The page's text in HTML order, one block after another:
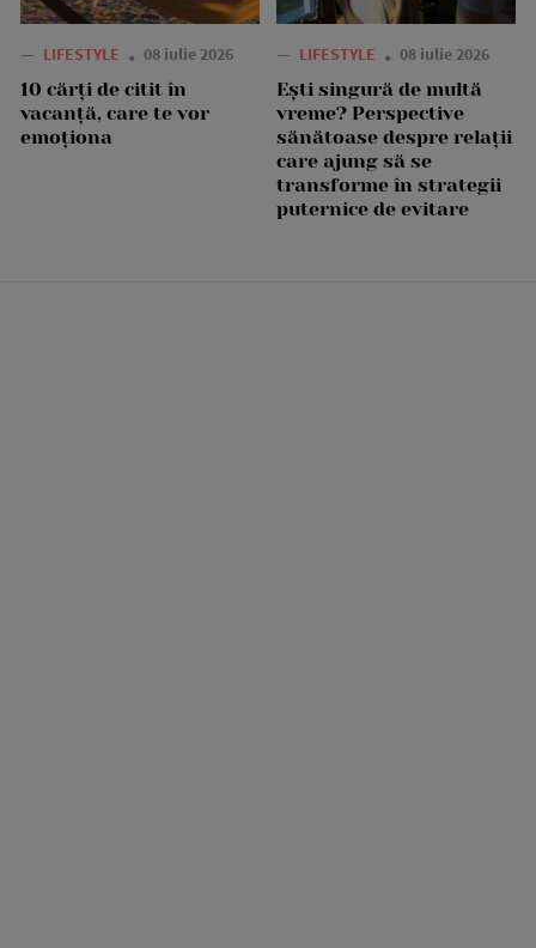
— LIFESTYLE 08 iulie 2026
10 cărți de citit în
vacanță, care te vor
emoționa
— LIFESTYLE 08 iulie 2026
Ești singură de multă
vreme? Perspective
sănătoase despre relații
care ajung să se
transforme în strategii
puternice de evitare